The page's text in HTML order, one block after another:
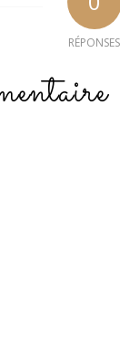
RÉPONSES